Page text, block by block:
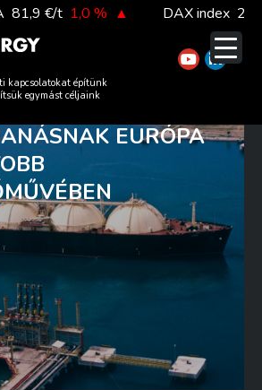
€/t 1,0 % ▲ DAX index 26
kapcsolatokat építünk
egymást céljaink
A
EURÓPA